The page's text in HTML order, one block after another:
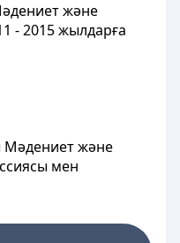
және
- 2015 жылдарға
Мәдениет және
мен